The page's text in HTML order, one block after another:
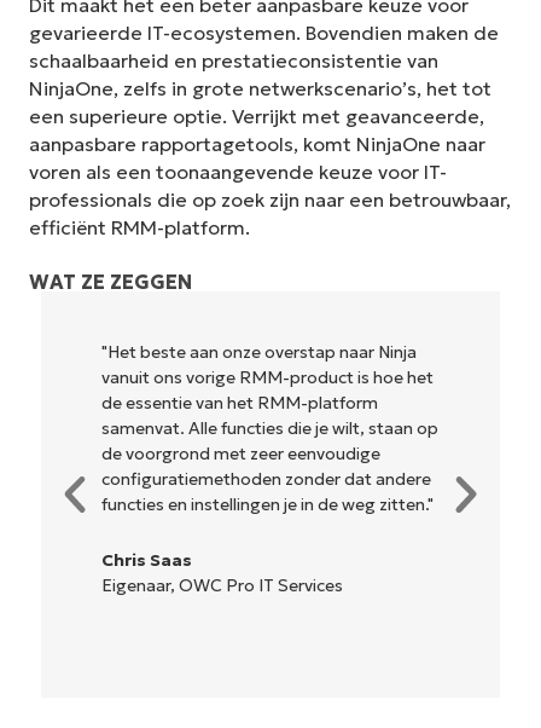
Dit maakt het een beter aanpasbare keuze voor
gevarieerde IT-ecosystemen. Bovendien maken de
schaalbaarheid en prestatieconsistentie van
NinjaOne, zelfs in grote netwerkscenario’s, het tot
een superieure optie. Verrijkt met geavanceerde,
aanpasbare rapportagetools, komt NinjaOne naar
voren als een toonaangevende keuze voor IT-
professionals die op zoek zijn naar een betrouwbaar,
efficiënt RMM-platform.
WAT ZE ZEGGEN
"Het beste aan onze overstap naar Ninja
vanuit ons vorige RMM-product is hoe het
de essentie van het RMM-platform
samenvat. Alle functies die je wilt, staan op
de voorgrond met zeer eenvoudige
configuratiemethoden zonder dat andere
functies en instellingen je in de weg zitten."
Chris Saas
Eigenaar, OWC Pro IT Services
Begin uw proefperiode van 14
dagen
Geen creditcard nodig, volledige toegang tot alle
functies
Business